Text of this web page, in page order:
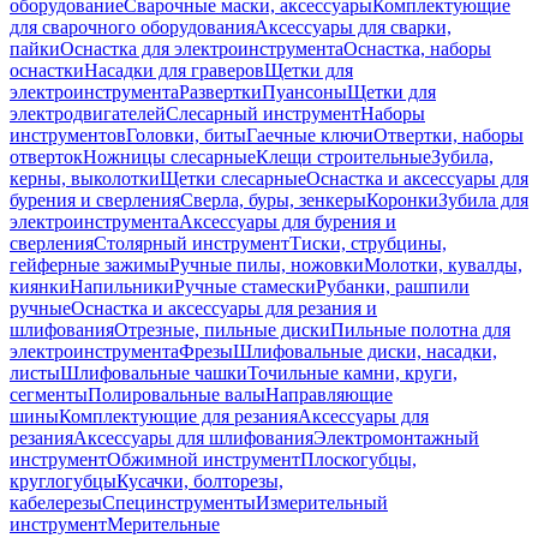
оборудованиеСварочные маски, аксессуарыКомплектующие
для сварочного оборудованияАксессуары для сварки,
пайкиОснастка для электроинструментаОснастка, наборы
оснасткиНасадки для граверовЩетки для
электроинструментаРазверткиПуансоныЩетки для
электродвигателейСлесарный инструментНаборы
инструментовГоловки, битыГаечные ключиОтвертки, наборы
отвертокНожницы слесарныеКлещи строительныеЗубила,
керны, выколоткиЩетки слесарныеОснастка и аксессуары для
бурения и сверленияСверла, буры, зенкерыКоронкиЗубила для
электроинструментаАксессуары для бурения и
сверленияСтолярный инструментТиски, струбцины,
гейферные зажимыРучные пилы, ножовкиМолотки, кувалды,
киянкиНапильникиРучные стамескиРубанки, рашпили
ручныеОснастка и аксессуары для резания и
шлифованияОтрезные, пильные дискиПильные полотна для
электроинструментаФрезыШлифовальные диски, насадки,
листыШлифовальные чашкиТочильные камни, круги,
сегментыПолировальные валыНаправляющие
шиныКомплектующие для резанияАксессуары для
резанияАксессуары для шлифованияЭлектромонтажный
инструментОбжимной инструментПлоскогубцы,
круглогубцыКусачки, болторезы,
кабелерезыСпецинструментыИзмерительный
инструментМерительные